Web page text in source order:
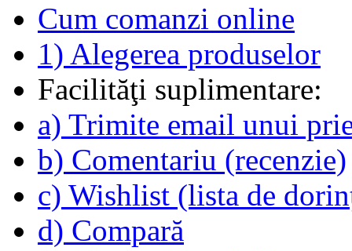
Cum comanzi online
1) Alegerea produselor
Facilităţi suplimentare:
a) Trimite email unui
b) Comentariu (recenzie)
c) Wishlist (lista de
d) Compară